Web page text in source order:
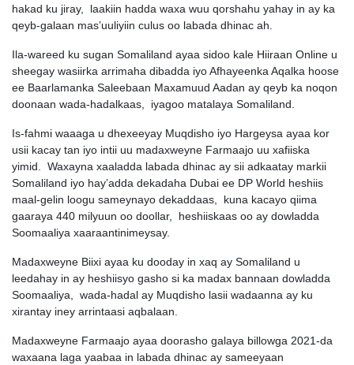
hakad ku jiray, laakiin hadda waxa wuu qorshahu yahay in ay ka
qeyb-galaan mas’uuliyiin culus oo labada dhinac ah.
Ila-wareed ku sugan Somaliland ayaa sidoo kale Hiiraan Online u
sheegay wasiirka arrimaha dibadda iyo Afhayeenka Aqalka hoose
ee Baarlamanka Saleebaan Maxamuud Aadan ay qeyb ka noqon
doonaan wada-hadalkaas, iyagoo matalaya Somaliland.
Is-fahmi waaaga u dhexeeyay Muqdisho iyo Hargeysa ayaa kor
usii kacay tan iyo intii uu madaxweyne Farmaajo uu xafiiska
yimid. Waxayna xaaladda labada dhinac ay sii adkaatay markii
Somaliland iyo hay’adda dekadaha Dubai ee DP World heshiis
maal-gelin loogu sameynayo dekaddaas, kuna kacayo qiima
gaaraya 440 milyuun oo doollar, heshiiskaas oo ay dowladda
Soomaaliya xaaraantinimeysay.
Madaxweyne Biixi ayaa ku dooday in xaq ay Somaliland u
leedahay in ay heshiisyo gasho si ka madax bannaan dowladda
Soomaaliya, wada-hadal ay Muqdisho lasii wadaanna ay ku
xirantay iney arrintaasi aqbalaan.
Madaxweyne Farmaajo ayaa doorasho galaya billowga 2021-da
waxaana laga yaabaa in labada dhinac ay sameeyaan